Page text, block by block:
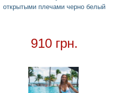
+
открытыми плечами черно белый
910 грн.